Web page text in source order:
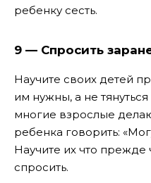
ребенку сесть.
9 — Спросить
Научите своих детей
им нужны, а не
многие взрослые
ребенка говорить:
Научите их что прежде
спросить.